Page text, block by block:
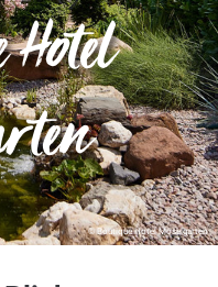
© Boutique Hotel Moselgarten